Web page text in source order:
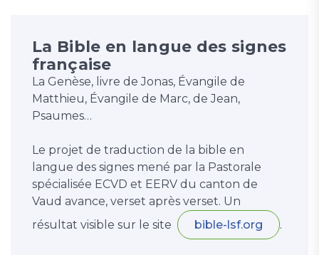
La Bible en langue des signes
française
La Genèse, livre de Jonas, Évangile de
Matthieu, Évangile de Marc, de Jean,
Psaumes…
Le projet de traduction de la bible en
langue des signes mené par la Pastorale
spécialisée ECVD et EERV du canton de
Vaud avance, verset après verset. Un
résultat visible sur le site
bible-lsf.org .